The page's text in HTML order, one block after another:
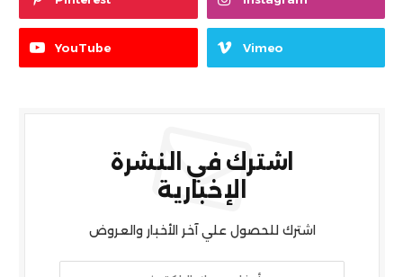
YouTube Vimeo
اشترك في النشرة
الإخبارية
اشترك للحصول علي آخر الأخبار والعروض